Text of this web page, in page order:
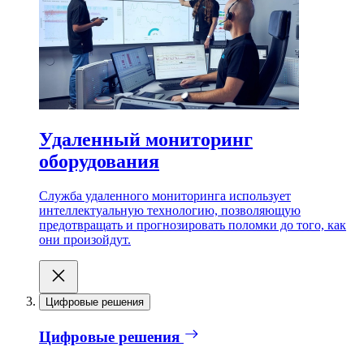
Удаленный мониторинг
оборудования
Служба удаленного мониторинга использует
интеллектуальную технологию, позволяющую
предотвращать и прогнозировать поломки до того, как
они произойдут.
Цифровые решения
Цифровые решения